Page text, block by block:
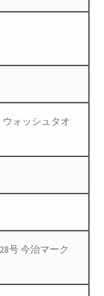
ウォッシュタオ
号 今治マーク